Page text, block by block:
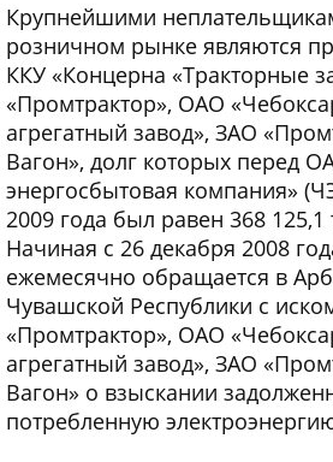
Крупнейшими
розничном рынке являются
ККУ «Концерна «Тракторные
«Промтрактор», ОАО
агрегатный завод», ЗАО
Вагон», долг которых перед
энергосбытовая компания»
2009 года был равен 368 125,1
Начиная с 26 декабря 2008
ежемесячно обращается в
Чувашской Республики с
«Промтрактор», ОАО
агрегатный завод», ЗАО
Вагон» о взыскании
потребленную